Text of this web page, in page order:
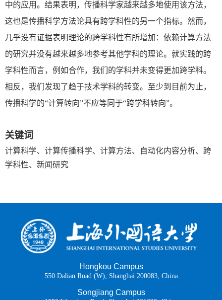
中的应用。结果表明，传播科学家越来越多地使用该方法，
这也是传播科学方法论具有跨学科性的另一个指标。然而，
几乎没有证据表明理论的跨学科性有所增加：依赖计算方法
的研究并没有越来越多地参考其他学科的理论。就实践的跨
学科性而言，例如合作，我们的学科并未变得更加跨学科。
相反，我们发现了趋于技术学科的转变。至少到目前为止，
传播科学的“计算转向”不应等同于“跨学科转向”。
关键词
计算科学、计算传播科学、计算方法、自动化内容分析、跨
学科性、新闻研究
Hongkou Campus
550 Dalian Road (W), Shanghai 200083, China
Songjiang Campus